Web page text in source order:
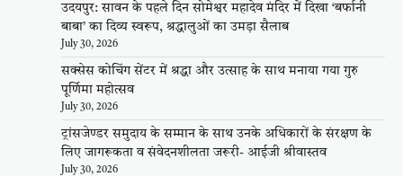
उदयपुर: सावन के पहले दिन सोमेश्वर महादेव मंदिर में दिखा ‘बर्फानी
बाबा’ का दिव्य स्वरूप, श्रद्धालुओं का उमड़ा सैलाब
July 30, 2026
सक्सेस कोचिंग सेंटर में श्रद्धा और उत्साह के साथ मनाया गया गुरु
पूर्णिमा महोत्सव
July 30, 2026
ट्रांसजेण्डर समुदाय के सम्मान के साथ उनके अधिकारों के संरक्षण के
लिए जागरूकता व संवेदनशीलता जरूरी- आईजी श्रीवास्तव
July 30, 2026